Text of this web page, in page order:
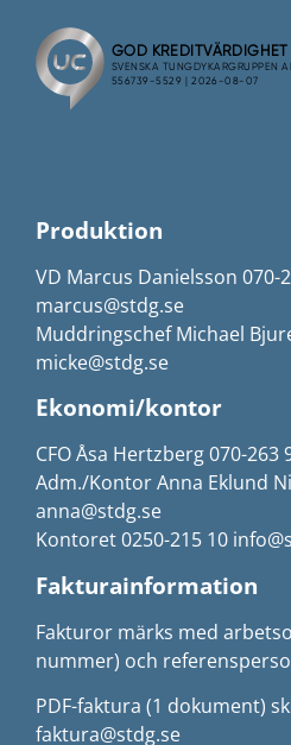
Produktion
VD Marcus Danielsson 070-
marcus@stdg.se
Muddringschef Michael
micke@stdg.se
Ekonomi/kontor
CFO Åsa Hertzberg 070-263
Adm./Kontor Anna Eklund
anna@stdg.se
Kontoret 0250-215 10
Fakturainformation
Fakturor märks med
nummer) och
PDF-faktura (1 dokument)
faktura@stdg.se